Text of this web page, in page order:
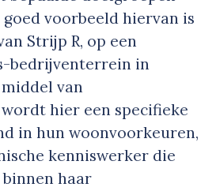
voorbeeld hiervan is
Strijp R, op een
bedrijventerrein in
van
hier een specifieke
in hun woonvoorkeuren,
kenniswerker die
haar